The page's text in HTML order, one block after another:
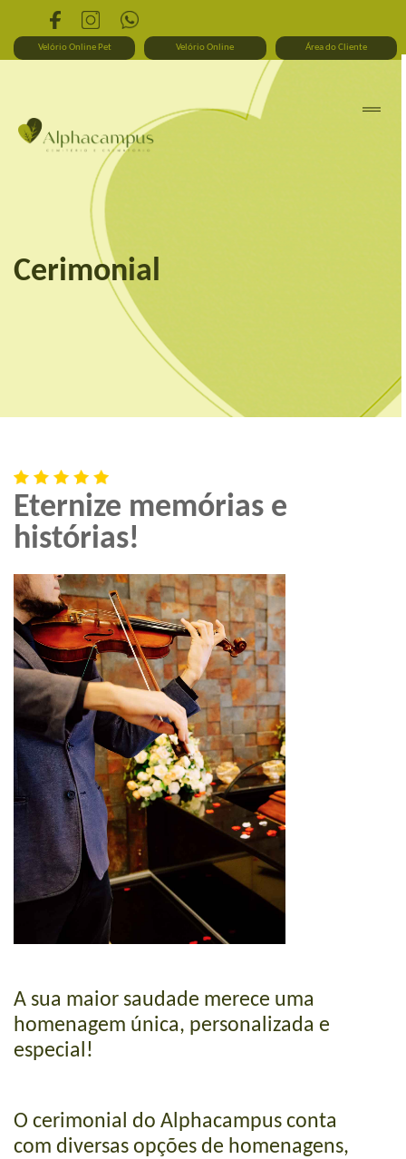
Velório Online Pet Velório Online Área do Cliente
Cerimonial
Eternize memórias e
histórias!
A sua maior saudade merece uma
homenagem única, personalizada e
especial!
O cerimonial do Alphacampus conta
com diversas opções de homenagens,